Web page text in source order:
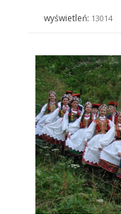
wyświetleń: 13014